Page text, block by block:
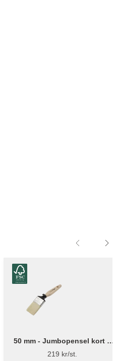
50 mm - Jumbopensel kort –
Flügger Excellence
219 kr/st.